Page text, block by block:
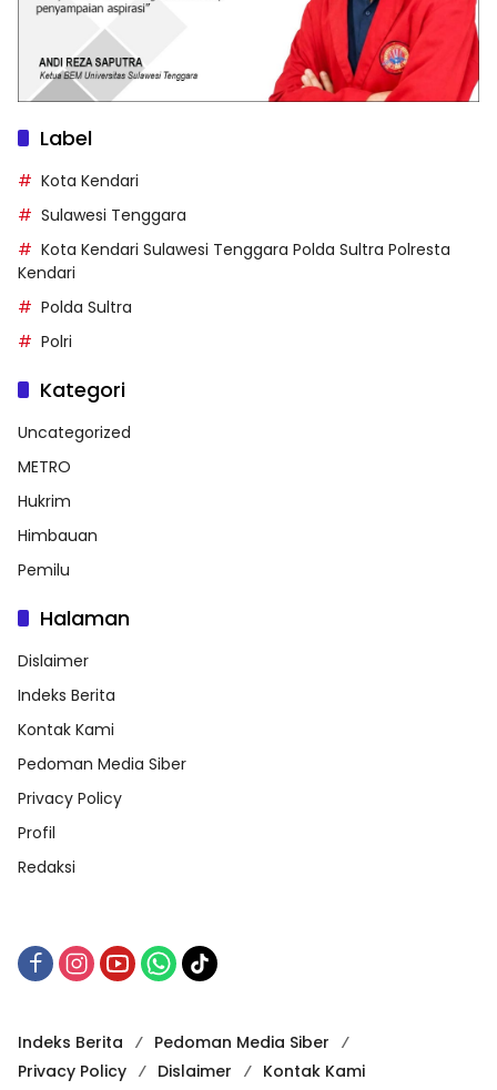
Label
Kota Kendari
Sulawesi Tenggara
Kota Kendari Sulawesi Tenggara Polda Sultra Polresta
Kendari
Polda Sultra
Polri
Kategori
Uncategorized
METRO
Hukrim
Himbauan
Pemilu
Halaman
Dislaimer
Indeks Berita
Kontak Kami
Pedoman Media Siber
Privacy Policy
Profil
Redaksi
Indeks Berita
Pedoman Media Siber
Privacy Policy
Dislaimer Kontak Kami